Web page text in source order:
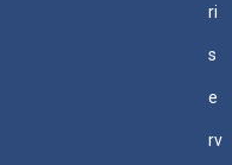
ri
s
e
rv